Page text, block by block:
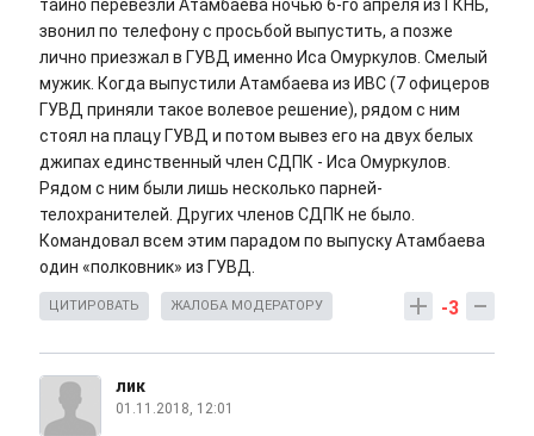
тайно перевезли Атамбаева ночью 6-го апреля из ГКНБ,
звонил по телефону с просьбой выпустить, а позже
лично приезжал в ГУВД именно Иса Омуркулов. Смелый
мужик. Когда выпустили Атамбаева из ИВС (7 офицеров
ГУВД приняли такое волевое решение), рядом с ним
стоял на плацу ГУВД и потом вывез его на двух белых
джипах единственный член СДПК - Иса Омуркулов.
Рядом с ним были лишь несколько парней-
телохранителей. Других членов СДПК не было.
Командовал всем этим парадом по выпуску Атамбаева
один «полковник» из ГУВД.
-3
ЦИТИРОВАТЬ ЖАЛОБА МОДЕРАТОРУ
лик
01.11.2018, 12:01